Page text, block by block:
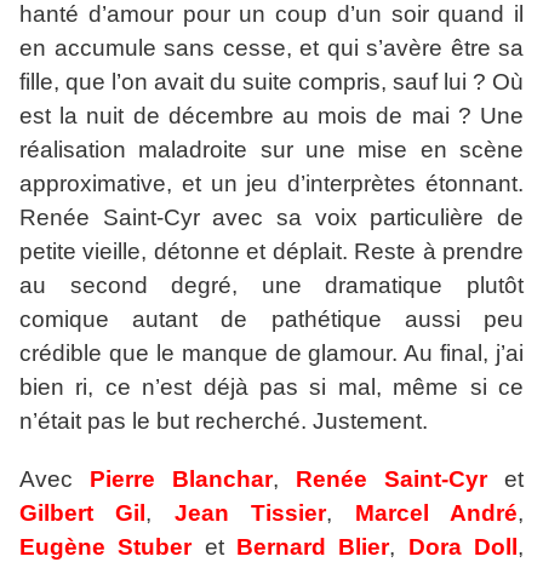
hanté d’amour pour un coup d’un soir quand il
en accumule sans cesse, et qui s’avère être sa
fille, que l’on avait du suite compris, sauf lui ? Où
est la nuit de décembre au mois de mai ? Une
réalisation maladroite sur une mise en scène
approximative, et un jeu d’interprètes étonnant.
Renée Saint-Cyr avec sa voix particulière de
petite vieille, détonne et déplait. Reste à prendre
au second degré, une dramatique plutôt
comique autant de pathétique aussi peu
crédible que le manque de glamour. Au final, j’ai
bien ri, ce n’est déjà pas si mal, même si ce
n’était pas le but recherché. Justement.
Avec Pierre Blanchar, Renée Saint-Cyret
Gilbert Gil , Jean Tissier, Marcel André,
Eugène Stuberet Bernard Blier, Dora Doll ,